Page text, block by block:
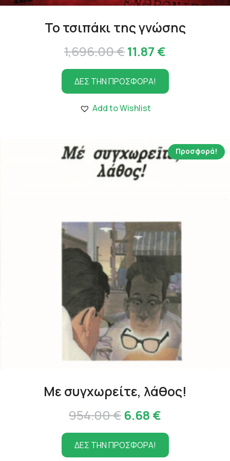
Το τσιπάκι της γνώσης
1,696.00€Original
price
was:
1,696.00 €.
11.87 €
τρέχουσα
τιμή
ΔΕΣ ΤΗΝ ΠΡΟΣΦΟΡΑ!
Add to Wishlist
Προσφορά!
Με συγχωρείτε, λάθος!
954.00€ Original
price
was:
6.68 €
τρέχουσα
τιμή
ΔΕΣ ΤΗΝ ΠΡΟΣΦΟΡΑ!